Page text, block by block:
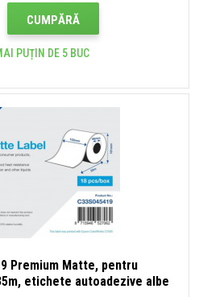
CUMPĂRĂ
PUȚIN DE 5 BUC
Premium Matte, pentru
etichete autoadezive albe